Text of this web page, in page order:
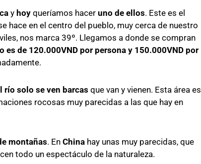
y hoy queríamos hacer uno de ellos. Este es el
hace en el centro del pueblo, muy cerca de nuestro
nos marca 39º. Llegamos a donde se compran
es de 120.000VND por persona y 150.000VND por
río solo se ven barcas que van y vienen. Esta área es
rocosas muy parecidas a las que hay en
montañas. En China hay unas muy parecidas, que
todo un espectáculo de la naturaleza.